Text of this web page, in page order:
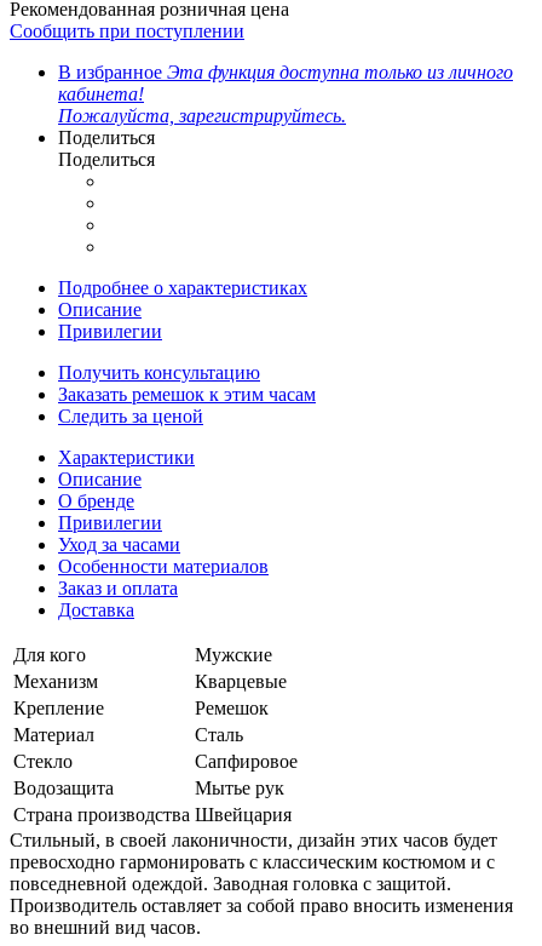
Рекомендованная розничная цена
Сообщить при поступлении
В избранное Эта функция доступна только из личного
кабинета!
Пожалуйста, зарегистрируйтесь.
Поделиться
Поделиться
Подробнее о характеристиках
Описание
Привилегии
Получить консультацию
Заказать ремешок к этим часам
Следить за ценой
Характеристики
Описание
О бренде
Привилегии
Уход за часами
Особенности материалов
Заказ и оплата
Доставка
Для кого
Мужские
Механизм
Кварцевые
Крепление
Ремешок
Материал
Сталь
Стекло
Сапфировое
Водозащита
Мытье рук
Страна производства Швейцария
Стильный, в своей лаконичности, дизайн этих часов будет
превосходно гармонировать с классическим костюмом и с
повседневной одеждой. Заводная головка с защитой.
Производитель оставляет за собой право вносить изменения
во внешний вид часов.